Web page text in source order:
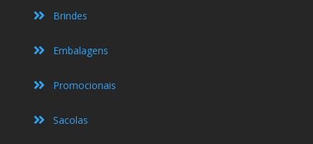
Brindes
Embalagens
Promocionais
Sacolas